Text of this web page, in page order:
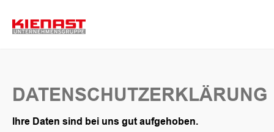
DATENSCHUTZERKLÄRUNG
Ihre Daten sind bei uns gut aufgehoben.